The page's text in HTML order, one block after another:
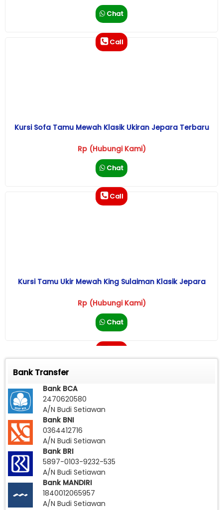
Chat
Call
Kursi Sofa Tamu Mewah Klasik Ukiran Jepara Terbaru
Rp (Hubungi Kami)
Chat
Call
Kursi Tamu Ukir Mewah King Sulaiman Klasik Jepara
Rp (Hubungi Kami)
Chat
Bank Transfer
Bank BCA
2470620580
A/N Budi Setiawan
Bank BNI
0364412716
A/N Budi Setiawan
Bank BRI
5897-0103-9232-535
A/N Budi Setiawan
Bank MANDIRI
1840012065957
A/N Budi Setiawan